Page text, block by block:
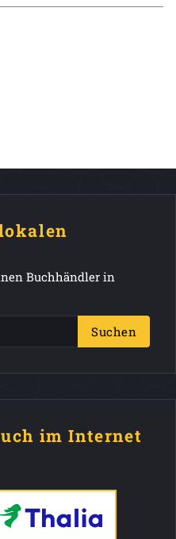
Buchhändler in
Suchen
im Internet